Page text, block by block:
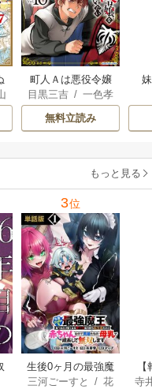
町人Ａは悪役令嬢
をどうしても救い
たい ～どぶと空
と氷の姫君～
目黒三吉 /一色孝
太郎/ Parum
無料立読み
もっと見る
3位
生後0ヶ月の最強魔
王 食べるだけ強
三河ごーすと /花
解
寺